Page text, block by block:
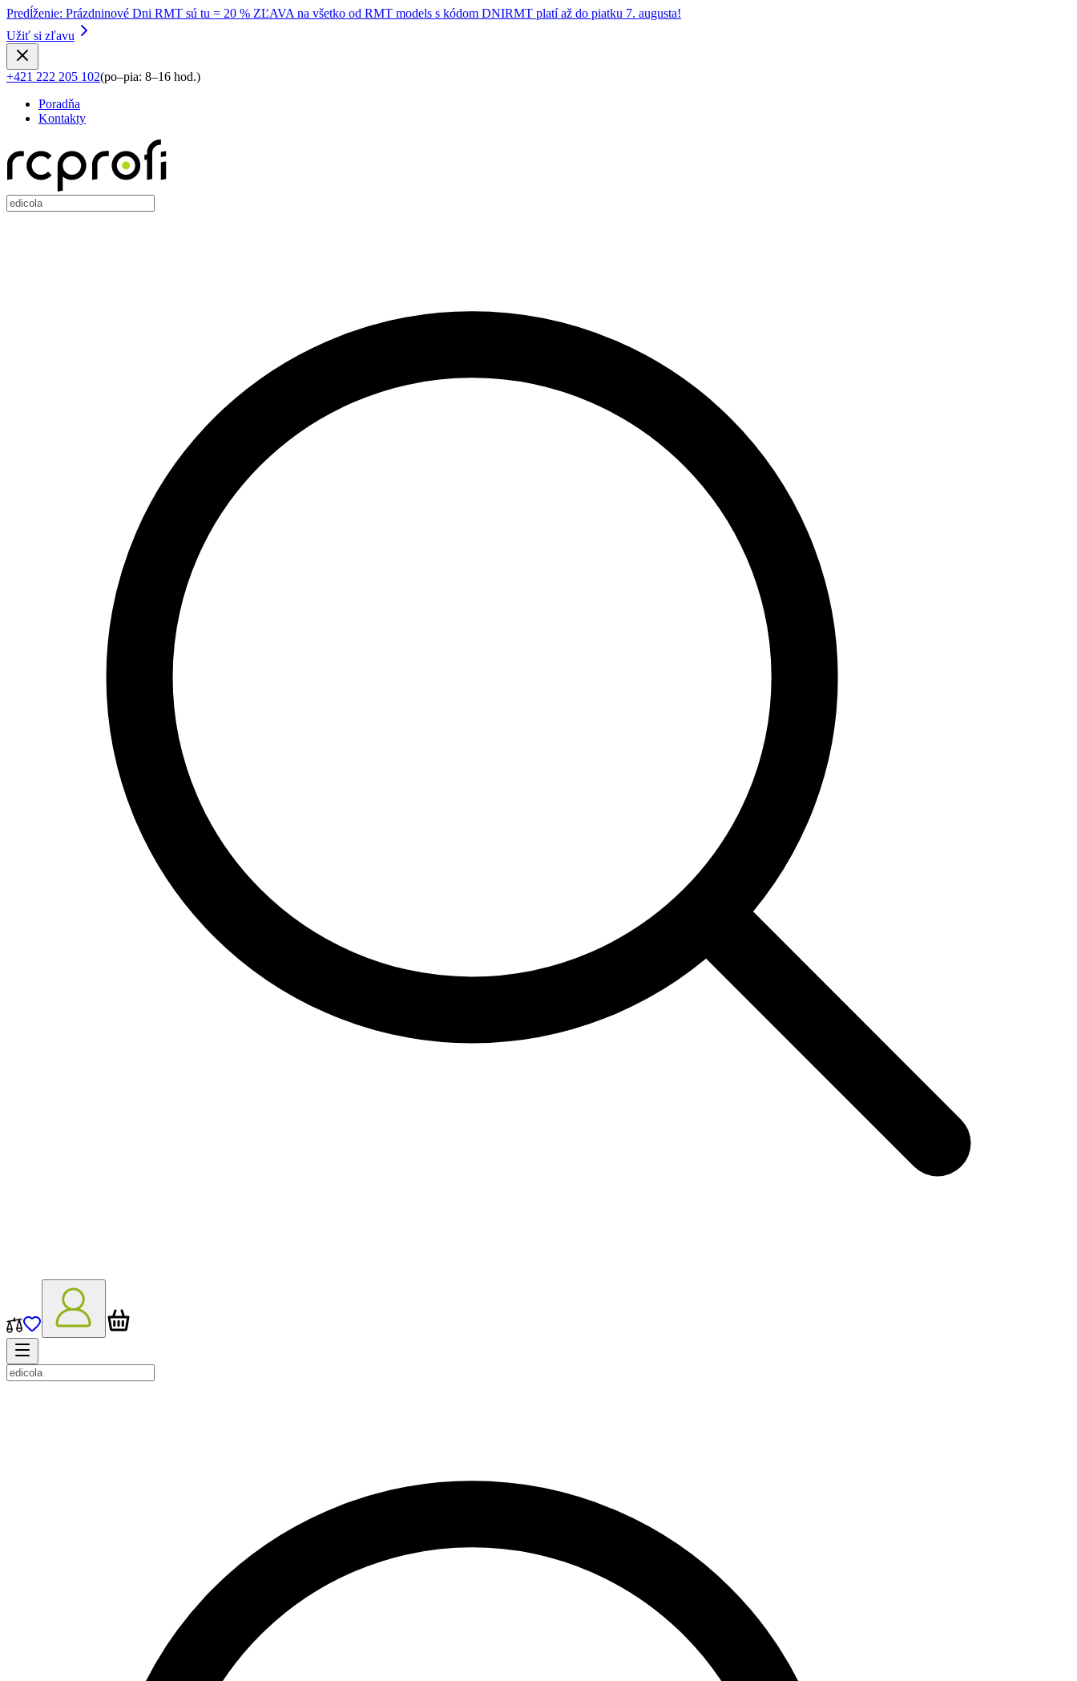
Predĺženie: Prázdninové Dni RMT sú tu = 20 % ZĽAVA na všetko od RMT models s kódom DNIRMT platí až do piatku 7. augusta!
Užiť si zľavu
+421 222 205 102(po–pia: 8–16 hod.)
Poradňa
Kontakty